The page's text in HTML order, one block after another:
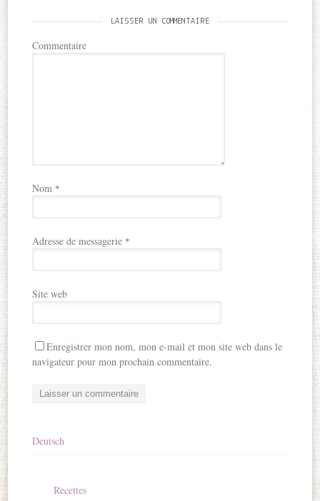
LAISSER UN COMMENTAIRE
Commentaire
Nom *
Adresse de messagerie *
Site web
Enregistrer mon nom, mon e-mail et mon site web dans le
navigateur pour mon prochain commentaire.
Deutsch
Recettes